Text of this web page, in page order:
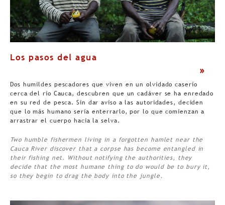
Los pasos del agua
Dos humildes pescadores que viven en un olvidado caserío
cerca del río Cauca, descubren que un cadáver se ha enredado
en su red de pesca. Sin dar aviso a las autoridades, deciden
que lo más humano sería enterrarlo, por lo que comienzan a
arrastrar el cuerpo hacia la selva.
Two humble fishermen living in a forgotten hamlet near the
Cauca River discover that a corpse has become entangled in
their fishing net. Without notifying the authorities, they
decide that the most humane thing to do would be to bury it,
so they begin to drag the body into the jungle.
>